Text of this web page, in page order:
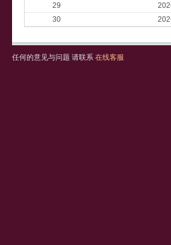
29
30
任何的意见与问题 请联系 在线客服